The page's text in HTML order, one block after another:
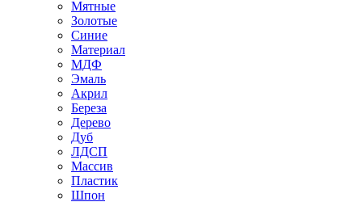
Мятные
Золотые
Синие
Материал
МДФ
Эмаль
Акрил
Береза
Дерево
Дуб
ЛДСП
Массив
Пластик
Шпон